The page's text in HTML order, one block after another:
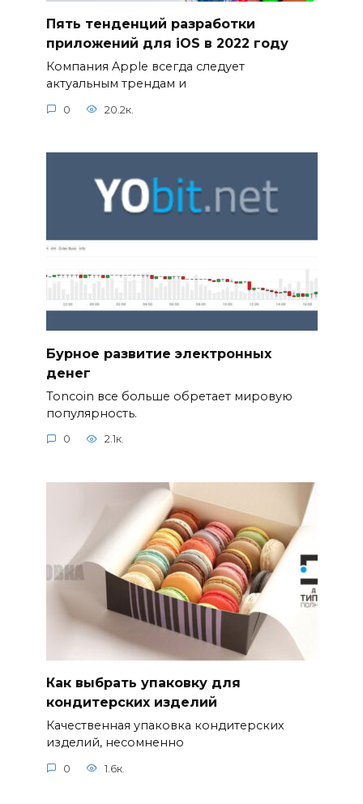
Пять тенденций разработки
приложений для iOS в 2022 году
Компания Apple всегда следует
актуальным трендам и
0 20.2к.
Бурное развитие электронных
денег
Toncoin все больше обретает мировую
популярность.
0 2.1к.
Как выбрать упаковку для
кондитерских изделий
Качественная упаковка кондитерских
изделий, несомненно
0 1.6к.